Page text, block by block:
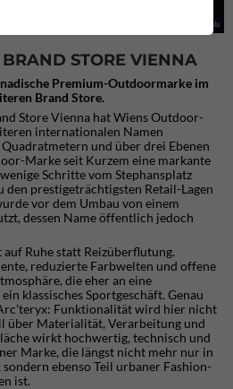
Arcteryx Store Opening Finals
STORE VIENNA
Premium-Outdoormarke im
Brand Store.
Store Vienna hat Wiens Outdoor-
internationalen Namen
und über drei Ebenen
Marke seit Kurzem eine markante
Schritte vom Stephansplatz
den prestigeträchtigsten Retail-Lagen
vor dem Umbau von einem
dessen Name öffentlich jedoch
Ruhe statt Reizüberflutung.
reduzierte Farbwelten und offene
die eher an eine
klassisches Sportgeschäft. Genau
Funktionalität wird hier nicht
über Materialität, Verarbeitung und
wirkt hochwertig, technisch und
Marke, die längst nicht mehr nur in
ebenso Teil urbaner Fashion-
ist.